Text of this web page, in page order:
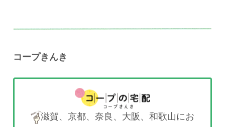
コープきんき
滋賀、京都、奈良、大阪、和歌山にお